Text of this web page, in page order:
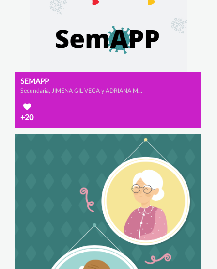
SEMAPP
Secundaria, JIMENA GIL VEGA y ADRIANA MORALES REDONDO
+20